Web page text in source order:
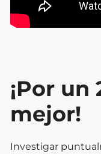
¡Por
mejor!
Investigar